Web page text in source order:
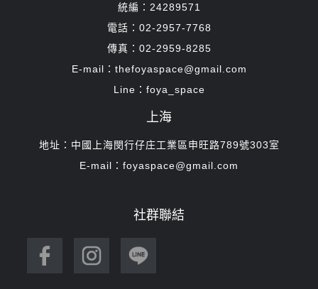
統編：24289571
電話：02-2957-7768
傳真：02-2959-8285
E-mail：thefoyaspace@gmail.com
Line：foya_space
上海
地址：中國上海閔行仔庄工業區申旺路789號303室
E-mail：foyaspace@gmail.com
社群聯結